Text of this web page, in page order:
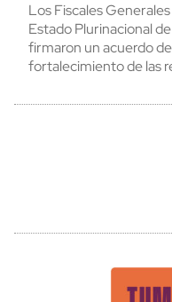
Los Fiscales
Estado Plurinacional
firmaron un acuerdo
fortalecimiento de las